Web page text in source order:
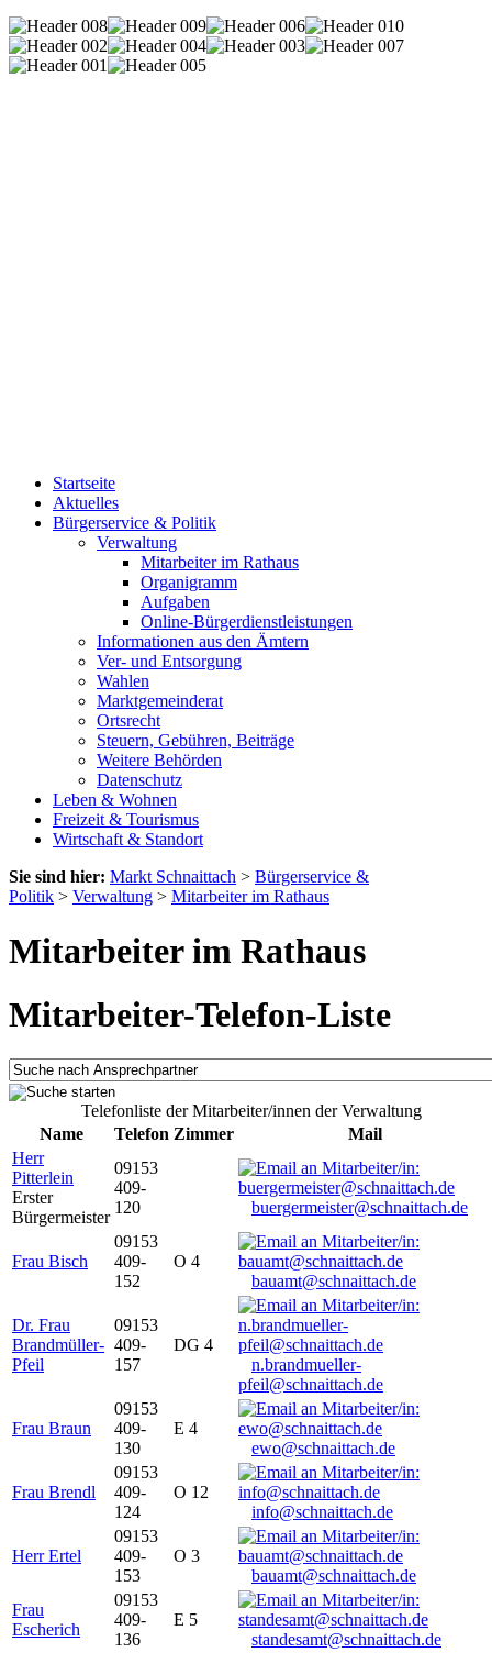
Startseite
Aktuelles
Bürgerservice & Politik
Verwaltung
Mitarbeiter im Rathaus
Organigramm
Aufgaben
Online-Bürgerdienstleistungen
Informationen aus den Ämtern
Ver- und Entsorgung
Wahlen
Marktgemeinderat
Ortsrecht
Steuern, Gebühren, Beiträge
Weitere Behörden
Datenschutz
Leben & Wohnen
Freizeit & Tourismus
Wirtschaft & Standort
Sie sind hier: Markt Schnaittach > Bürgerservice &
Politik > Verwaltung > Mitarbeiter im Rathaus
Mitarbeiter im Rathaus
Mitarbeiter-Telefon-Liste
Telefonliste der Mitarbeiter/innen der Verwaltung
Name
Telefon Zimmer
Mail
Herr
Pitterlein
Erster
Bürgermeister
09153
409-
120
buergermeister@schnaittach.de
Frau Bisch
09153
409-
152
O 4
bauamt@schnaittach.de
Dr. Frau
Brandmüller-
Pfeil
09153
409-
157
DG 4
n.brandmueller-
pfeil@schnaittach.de
Frau Braun
09153
409-
130
E 4
ewo@schnaittach.de
Frau Brendl
09153
409-
124
O 12
info@schnaittach.de
Herr Ertel
09153
409-
153
O 3
bauamt@schnaittach.de
Frau
Escherich
09153
409-
136
E 5
standesamt@schnaittach.de